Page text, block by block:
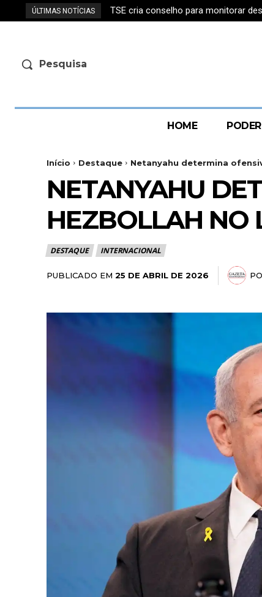
ÚLTIMAS NOTÍCIAS TSE cria conselho para monitorar
Pesquisa
HOME PODER
Início Destaque Netanyahu determina
NETANYAHU
HEZBOLLAH NO
DESTAQUE INTERNACIONAL
PUBLICADO EM 25 DE ABRIL DE 2026